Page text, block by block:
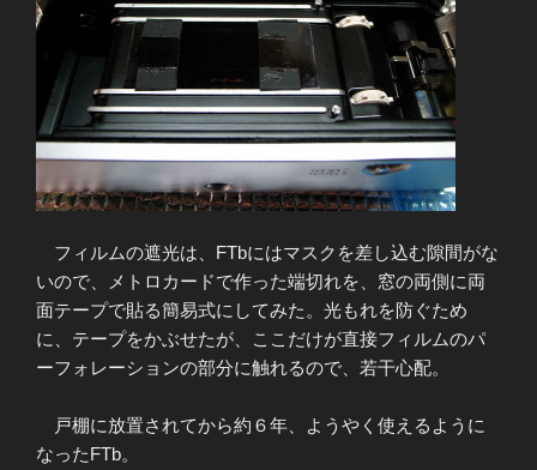
フィルムの遮光は、FTbにはマスクを差し込む隙間がな
いので、メトロカードで作った端切れを、窓の両側に両
面テープで貼る簡易式にしてみた。光もれを防ぐため
に、テープをかぶせたが、ここだけが直接フィルムのパ
ーフォレーションの部分に触れるので、若干心配。
戸棚に放置されてから約６年、ようやく使えるように
なったFTb。